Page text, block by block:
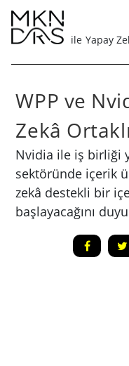
Yapay
WPP ve
Zekâ
Nvidia ile iş birliği
sektöründe içerik
zekâ destekli bir
başlayacağını